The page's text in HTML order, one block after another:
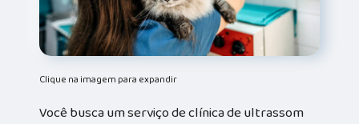
Clique na imagem para expandir
Você busca um serviço de clínica de ultrassom